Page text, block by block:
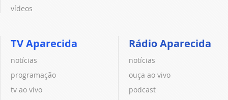
vídeos
TV Aparecida
notícias
programação
tv ao vivo
Rádio Aparecida
notícias
ouça ao vivo
podcast